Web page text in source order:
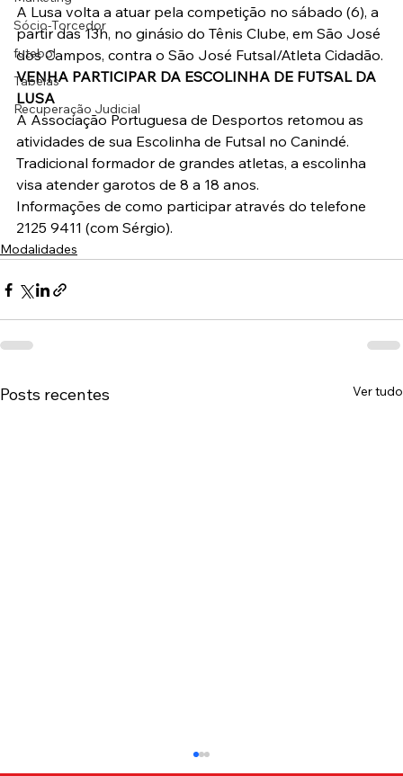
Sócio-Torcedor
futebol
Tabelas
Recuperação Judicial
A Lusa volta a atuar pela competição no sábado (6), a
partir das 13h, no ginásio do Tênis Clube, em São José
dos Campos, contra o São José Futsal/Atleta Cidadão.
VENHA PARTICIPAR DA ESCOLINHA DE FUTSAL DA
LUSA
A Associação Portuguesa de Desportos retomou as
atividades de sua Escolinha de Futsal no Canindé.
Tradicional formador de grandes atletas, a escolinha
visa atender garotos de 8 a 18 anos.
Informações de como participar através do telefone
2125 9411 (com Sérgio).
Modalidades
Posts recentes Ver tudo